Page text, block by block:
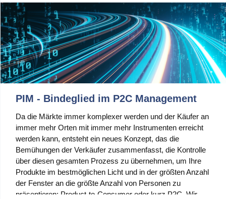
PIM - Bindeglied im P2C Management
Da die Märkte immer komplexer werden und der Käufer an
immer mehr Orten mit immer mehr Instrumenten erreicht
werden kann, entsteht ein neues Konzept, das die
Bemühungen der Verkäufer zusammenfasst, die Kontrolle
über diesen gesamten Prozess zu übernehmen, um Ihre
Produkte im bestmöglichen Licht und in der größten Anzahl
der Fenster an die größte Anzahl von Personen zu
präsentieren: Product-to-Consumer oder kurz P2C. Wir